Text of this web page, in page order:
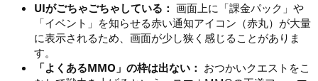
UIがごちゃごちゃしている： 画面上に「課金パック」や
「イベント」を知らせる赤い通知アイコン（赤丸）が大量
に表示されるため、画面が少し狭く感じることがありま
す。
「よくあるMMO」の枠は出ない： おつかいクエストをこ